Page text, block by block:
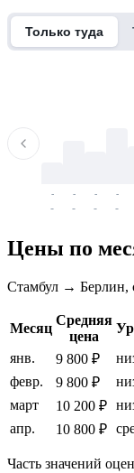
Только туда
-
-
-
-
-
-
-
-
Цены по
Стамбул → Берлин,
Месяц
Средняя
цена
янв.
9 800 ₽
февр.
9 800 ₽
март
10 200 ₽
апр.
10 800 ₽
Часть значений